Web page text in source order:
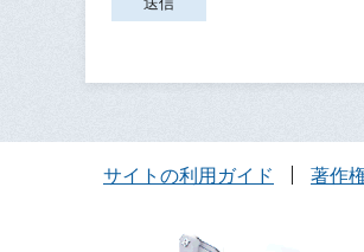
サイトの利用ガイド 著作